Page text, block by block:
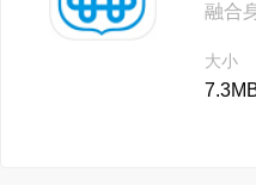
融合
大小